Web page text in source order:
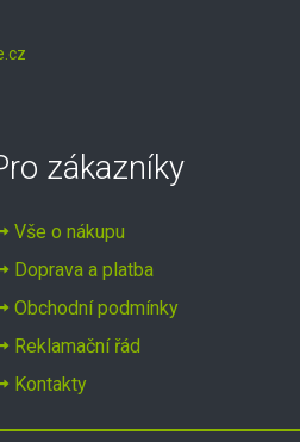
zákazníky
Vše o nákupu
Doprava a platba
Obchodní podmínky
Reklamační řád
Kontakty